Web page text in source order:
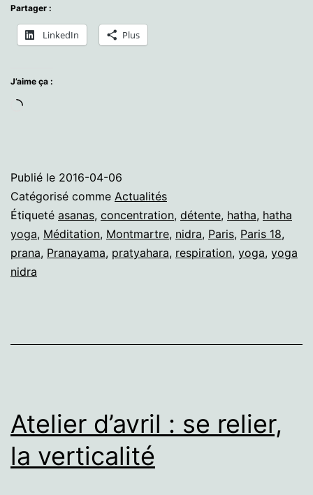
MERCREDI
Partager :
LinkedIn Plus
J’aime ça :
Chargement…
Publié le 2016-04-06
Catégorisé comme Actualités
Étiqueté asanas, concentration, détente, hatha, hatha
yoga, Méditation, Montmartre, nidra, Paris, Paris 18,
prana, Pranayama, pratyahara, respiration, yoga, yoga
nidra
Atelier d’avril : se relier,
la verticalité